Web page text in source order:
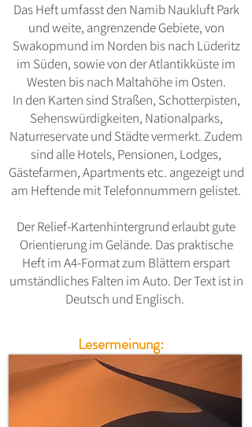
Das Heft umfasst den Namib Naukluft Park
und weite, angrenzende Gebiete, von
Swakopmund im Norden bis nach Lüderitz
im Süden, sowie von der Atlantikküste im
Westen bis nach Maltahöhe im Osten.
In den Karten sind Straßen, Schotterpisten,
Sehenswürdigkeiten, Nationalparks,
Naturreservate und Städte vermerkt. Zudem
sind alle Hotels, Pensionen, Lodges,
Gästefarmen, Apartments etc. angezeigt und
am Heftende mit Telefonnummern gelistet.
Der Relief-Kartenhintergrund erlaubt gute
Orientierung im Gelände. Das praktische
Heft im A4-Format zum Blättern erspart
umständliches Falten im Auto. Der Text ist in
Deutsch und Englisch.
Lesermeinung: